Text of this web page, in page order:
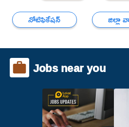
నోటిఫికేషన్
జిల్లా
Jobs near you